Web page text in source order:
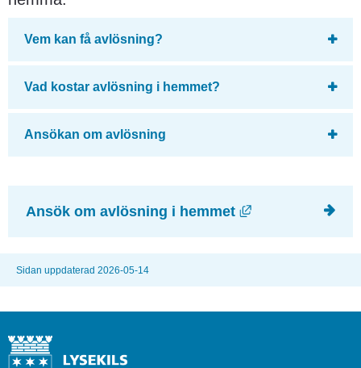
Vem kan få avlösning?
Vad kostar avlösning i hemmet?
Ansökan om avlösning
Ansök om avlösning i hemmet Länk till annan
Sidan uppdaterad 2026-05-14